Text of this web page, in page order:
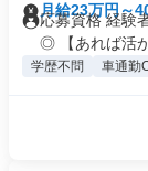
月給23万円～
応募資格 経験
◎ 【あれば活
学歴不問 車通勤